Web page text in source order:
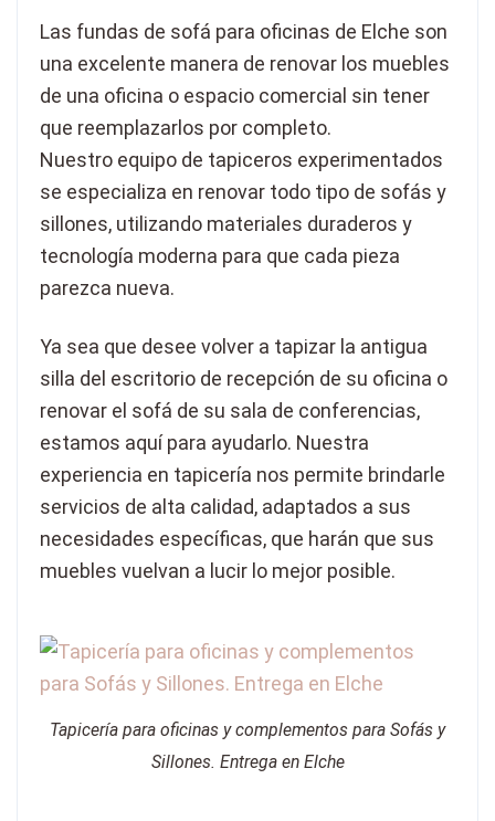
Las fundas de sofá para oficinas de Elche son
una excelente manera de renovar los muebles
de una oficina o espacio comercial sin tener
que reemplazarlos por completo.
Nuestro equipo de tapiceros experimentados
se especializa en renovar todo tipo de sofás y
sillones, utilizando materiales duraderos y
tecnología moderna para que cada pieza
parezca nueva.
Ya sea que desee volver a tapizar la antigua
silla del escritorio de recepción de su oficina o
renovar el sofá de su sala de conferencias,
estamos aquí para ayudarlo. Nuestra
experiencia en tapicería nos permite brindarle
servicios de alta calidad, adaptados a sus
necesidades específicas, que harán que sus
muebles vuelvan a lucir lo mejor posible.
Tapicería para oficinas y complementos para Sofás y
Sillones. Entrega en Elche